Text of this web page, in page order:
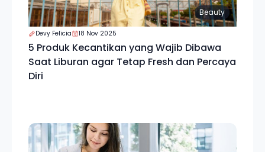
Beauty
Devy Felicia 18 Nov 2025
5 Produk Kecantikan yang Wajib Dibawa
Saat Liburan agar Tetap Fresh dan Percaya
Diri